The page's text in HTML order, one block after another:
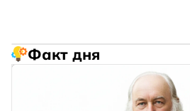
Факт дня